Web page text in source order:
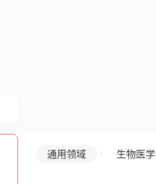
通用领域 生物医学